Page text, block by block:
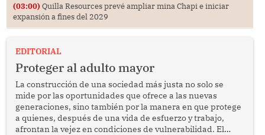
(03:00) Quilla Resources prevé ampliar mina Chapi e iniciar
expansión a fines del 2029
EDITORIAL
Proteger al adulto mayor
La construcción de una sociedad más justa no solo se
mide por las oportunidades que ofrece a las nuevas
generaciones, sino también por la manera en que protege
a quienes, después de una vida de esfuerzo y trabajo,
afrontan la vejez en condiciones de vulnerabilidad. El